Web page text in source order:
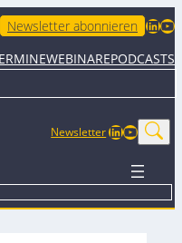
Newsletter abonnieren LinkedIn YouTube
WEBINAREPODCASTS
NewsletterLinkedIn